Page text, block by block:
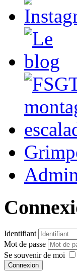
Identifiant
Mot de passe
Se souvenir de moi
Connexion